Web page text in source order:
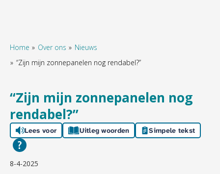
Home Over ons
Nieuws
“Zijn mijn zonnepanelen nog rendabel?”
“Zijn mijn zonnepanelen nog
rendabel?”
Lees voor Uitleg woorden Simpele tekst
8-4-2025